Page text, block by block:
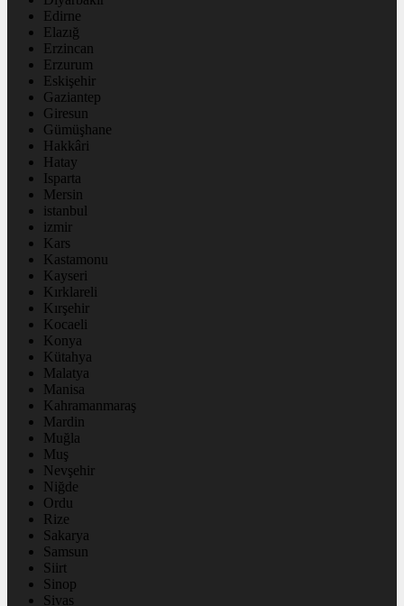
Edirne
Elazığ
Erzincan
Erzurum
Eskişehir
Gaziantep
Giresun
Gümüşhane
Hakkâri
Hatay
Isparta
Mersin
istanbul
izmir
Kars
Kastamonu
Kayseri
Kırklareli
Kırşehir
Kocaeli
Konya
Kütahya
Malatya
Manisa
Kahramanmaraş
Mardin
Muğla
Muş
Nevşehir
Niğde
Ordu
Rize
Sakarya
Samsun
Siirt
Sinop
Sivas